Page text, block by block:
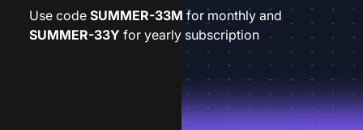
Use code SUMMER-33M for monthly and
SUMMER-33Y for yearly subscription